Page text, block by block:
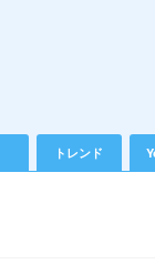
トレンド